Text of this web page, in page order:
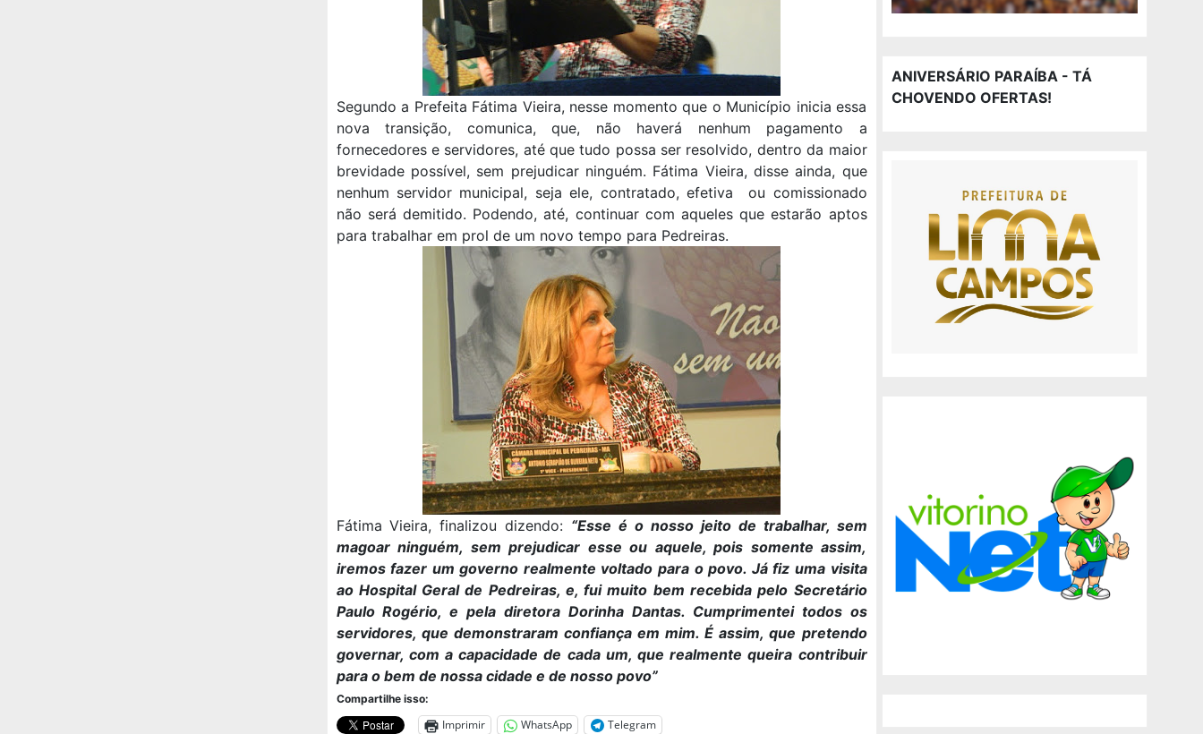
Segundo a Prefeita Fátima Vieira, nesse momento que o Município inicia essa
nova transição, comunica, que, não haverá nenhum pagamento a
fornecedores e servidores, até que tudo possa ser resolvido, dentro da maior
brevidade possível, sem prejudicar ninguém. Fátima Vieira, disse ainda, que
nenhum servidor municipal, seja ele, contratado, efetiva ou comissionado
não será demitido. Podendo, até, continuar com aqueles que estarão aptos
para trabalhar em prol de um novo tempo para Pedreiras.
Fátima Vieira, finalizou dizendo: “Esse é o nosso jeito de trabalhar, sem
magoar ninguém, sem prejudicar esse ou aquele, pois somente assim,
iremos fazer um governo realmente voltado para o povo. Já fiz uma visita
ao Hospital Geral de Pedreiras, e, fui muito bem recebida pelo Secretário
Paulo Rogério, e pela diretora Dorinha Dantas. Cumprimentei todos os
servidores, que demonstraram confiança em mim. É assim, que pretendo
governar, com a capacidade de cada um, que realmente queira contribuir
para o bem de nossa cidade e de nosso povo”
Compartilhe isso:
Imprimir WhatsApp Telegram
ANIVERSÁRIO PARAÍBA - TÁ
CHOVENDO OFERTAS!